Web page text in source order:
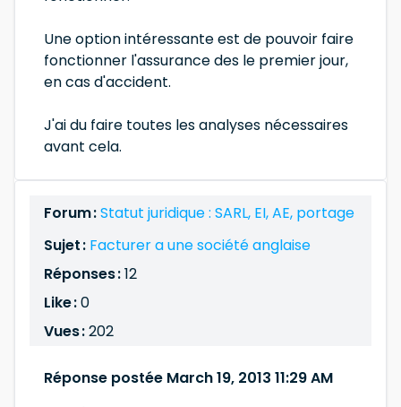
Une option intéressante est de pouvoir faire
fonctionner l'assurance des le premier jour,
en cas d'accident.
J'ai du faire toutes les analyses nécessaires
avant cela.
Forum :Statut juridique : SARL, EI, AE, portage
Sujet : Facturer a une société anglaise
Réponses :12
Like :0
Vues :202
Réponse postée March 19, 2013 11:29 AM